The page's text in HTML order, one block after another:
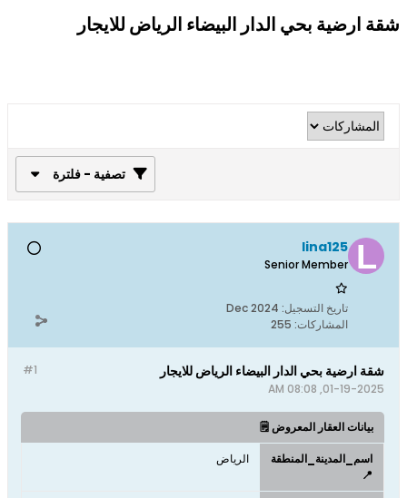
شقة ارضية بحي الدار البيضاء الرياض للايجار
تصفية - فلترة
lina125
Senior Member
تاريخ التسجيل: Dec 2024
المشاركات: 255
#1 شقة ارضية بحي الدار البيضاء الرياض للايجار
01-19-2025, 08:08 AM
بيانات العقار المعروض 🗒️
اسم_المدينة_المنطقة
📍
الرياض